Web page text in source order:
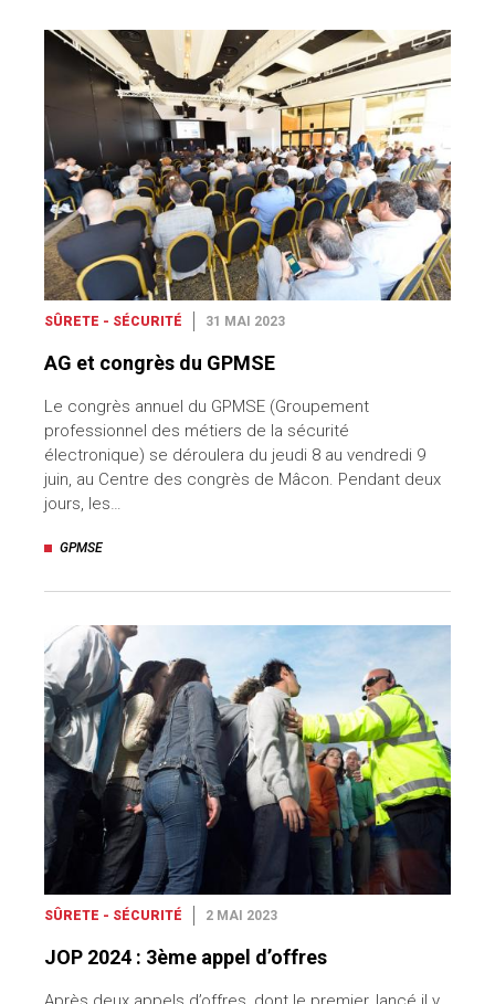
SÛRETE - SÉCURITÉ 31 MAI 2023
AG et congrès du GPMSE
Le congrès annuel du GPMSE (Groupement
professionnel des métiers de la sécurité
électronique) se déroulera du jeudi 8 au vendredi 9
juin, au Centre des congrès de Mâcon. Pendant deux
jours, les…
GPMSE
SÛRETE - SÉCURITÉ 2 MAI 2023
JOP 2024 : 3ème appel d’offres